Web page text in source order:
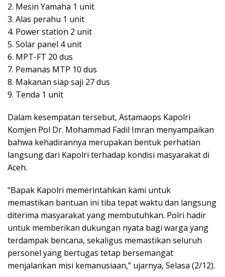
2. Mesin Yamaha 1 unit
3. Alas perahu 1 unit
4. Power station 2 unit
5. Solar panel 4 unit
6. MPT-FT 20 dus
7. Pemanas MTP 10 dus
8. Makanan siap saji 27 dus
9. Tenda 1 unit
Dalam kesempatan tersebut, Astamaops Kapolri
Komjen Pol Dr. Mohammad Fadil Imran menyampaikan
bahwa kehadirannya merupakan bentuk perhatian
langsung dari Kapolri terhadap kondisi masyarakat di
Aceh.
“Bapak Kapolri memerintahkan kami untuk
memastikan bantuan ini tiba tepat waktu dan langsung
diterima masyarakat yang membutuhkan. Polri hadir
untuk memberikan dukungan nyata bagi warga yang
terdampak bencana, sekaligus memastikan seluruh
personel yang bertugas tetap bersemangat
menjalankan misi kemanusiaan,” ujarnya, Selasa (2/12).